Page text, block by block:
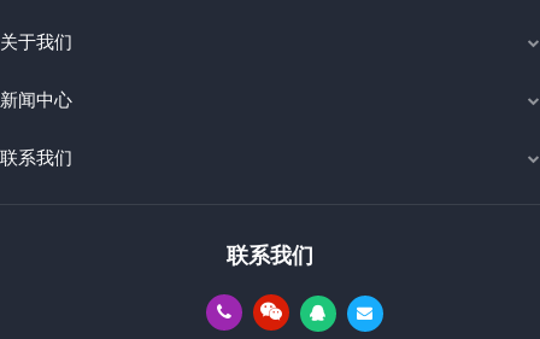
关于我们
新闻中心
联系我们
联系我们